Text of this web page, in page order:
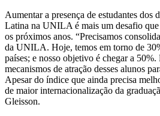
Aumentar a presença de estudantes dos
Latina na UNILA é mais um desafio que
os próximos anos. “Precisamos
da UNILA. Hoje, temos em torno de
países; e nosso objetivo é chegar a 50%.
mecanismos de atração desses alunos
Apesar do índice que ainda precisa
de maior internacionalização da
Gleisson.